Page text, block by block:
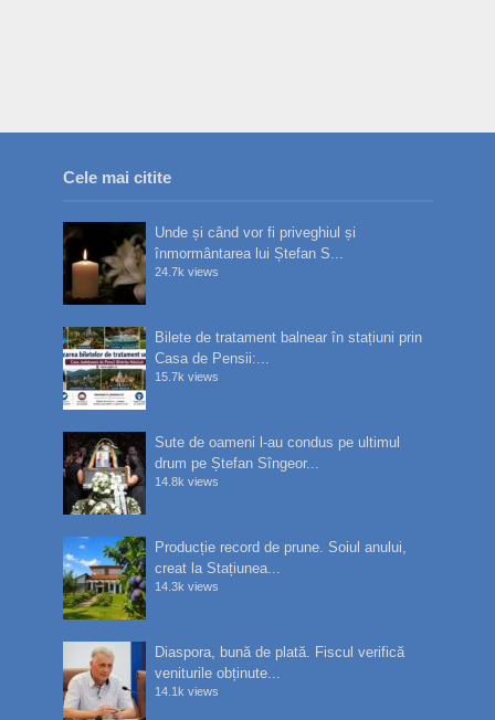
Cele mai citite
Unde și când vor fi priveghiul și
înmormântarea lui Ștefan S...
24.7k views
Bilete de tratament balnear în stațiuni prin
Casa de Pensii:...
15.7k views
Sute de oameni l-au condus pe ultimul
drum pe Ștefan Sîngeor...
14.8k views
Producție record de prune. Soiul anului,
creat la Stațiunea...
14.3k views
Diaspora, bună de plată. Fiscul verifică
veniturile obținute...
14.1k views